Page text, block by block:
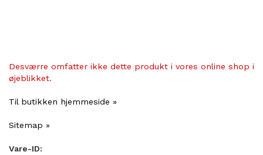
Desværre omfatter ikke dette produkt i vores online shop i
øjeblikket.
Til butikken hjemmeside »
Sitemap »
Vare-ID: